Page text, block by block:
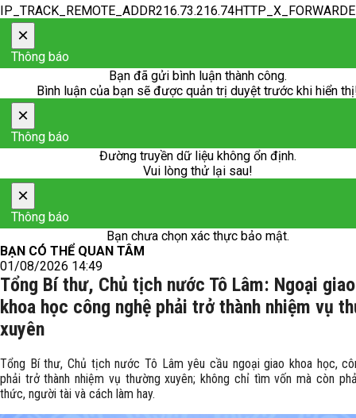
×
Thông báo
Bạn đã gửi bình luận thành công.
Bình luận của bạn sẽ được quản trị duyệt trước khi hiển
×
Thông báo
Đường truyền dữ liệu không ổn định.
Vui lòng thử lại sau!
×
Thông báo
Bạn chưa chọn xác thực bảo mật.
BẠN CÓ THỂ QUAN TÂM
01/08/2026 14:49
Tổng Bí thư, Chủ tịch nước Tô Lâm: Ngoại giao
khoa học công nghệ phải trở thành nhiệm vụ
xuyên
Tổng Bí thư, Chủ tịch nước Tô Lâm yêu cầu ngoại giao khoa học,
phải trở thành nhiệm vụ thường xuyên; không chỉ tìm vốn mà còn
thức, người tài và cách làm hay.